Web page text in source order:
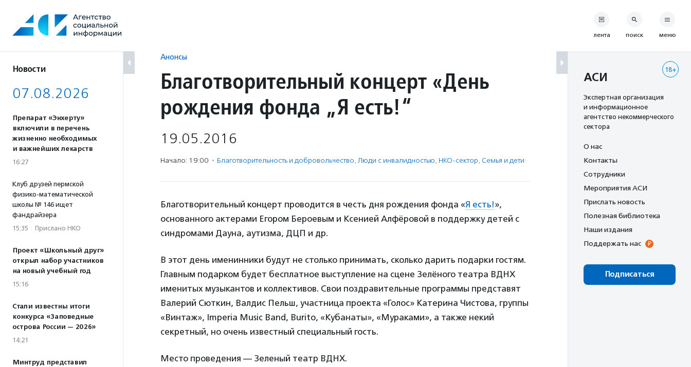
содержанию
Новости
07.08.2026
Препарат «Энхерту»
включили в перечень
жизненно необходимых
и важнейших лекарств
16:27
Клуб друзей пермской
физико-математической
школы № 146 ищет
фандрайзера
15:35 · Прислано НКО
Проект «Школьный друг»
открыл набор участников
на новый учебный год
15:16
Стали известны итоги
конкурса «Заповедные
острова России — 2026»
14:21
Минтруд представил
Анонсы
Благотворительный концерт «День
рождения фонда „Я есть!“
19.05.2016
Начало: 19:00 · Благотвори­тель­ность и доброволь­чест­во, Люди с инвалидностью, НКО-сектор, Семья и дети
Благотворительный концерт проводится в честь дня рождения фонда «Я есть!»,
основанного актерами Егором Бероевым и Ксенией Алфёровой в поддержку детей с
синдромами Дауна, аутизма, ДЦП и др.
В этот день именинники будут не столько принимать, сколько дарить подарки гостям.
Главным подарком будет бесплатное выступление на сцене Зелёного театра ВДНХ
именитых музыкантов и коллективов. Свои поздравительные программы представят
Валерий Сюткин, Валдис Пельш, участница проекта «Голос» Катерина Чистова, группы
«Винтаж», Imperia Music Band, Burito, «Кубанаты», «Мураками», а также некий
секретный, но очень известный специальный гость.
Место проведения — Зеленый театр ВДНХ.
лента поиск меню
18+
АСИ
Экспертная организация
и информационное
агентство некоммерческого
сектора
О нас
Контакты
Сотрудники
Мероприятия АСИ
Прислать новость
Полезная библиотека
Наши издания
Поддержать нас
Подписаться